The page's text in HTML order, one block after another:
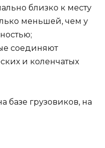
близко к месту
меньшей, чем у
соединяют
и коленчатых
базе грузовиков, на